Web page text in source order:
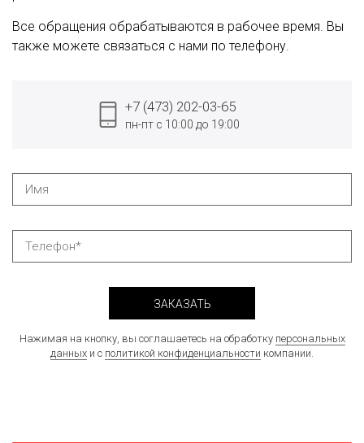
Все обращения обрабатываются в рабочее время. Вы
также можете связаться с нами по телефону.
+7 (473) 202-03-65
пн-пт с 10:00 до 19:00
ЗАКАЗАТЬ
Нажимая на кнопку, вы соглашаетесь на обработку персональных
данных и с политикой конфиденциальности компании.